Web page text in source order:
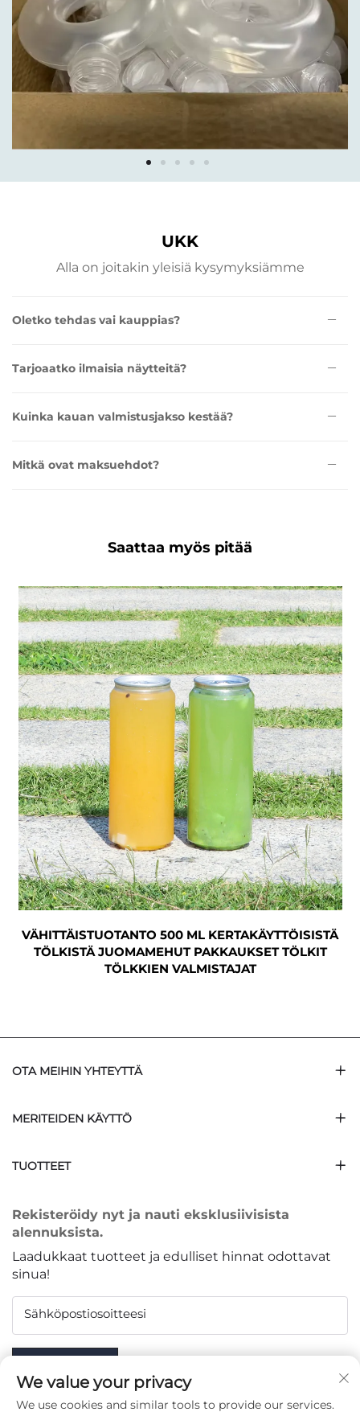
UKK
Alla on joitakin yleisiä kysymyksiämme
Oletko tehdas vai kauppias?
Tarjoaatko ilmaisia näytteitä?
Kuinka kauan valmistusjakso kestää?
Mitkä ovat maksuehdot?
Saattaa myös pitää
VÄHITTÄISTUOTANTO 500 ML KERTAKÄYTTÖISISTÄ
TÖLKISTÄ JUOMAMEHUT PAKKAUKSET TÖLKIT
TÖLKKIEN VALMISTAJAT
OTA MEIHIN YHTEYTTÄ
MERITEIDEN KÄYTTÖ
TUOTTEET
Rekisteröidy nyt ja nauti eksklusiivisista
alennuksista.
Laadukkaat tuotteet ja edulliset hinnat odottavat
sinua!
Sähköpostiosoitteesi
We value your privacy
We use cookies and similar tools to provide our services.